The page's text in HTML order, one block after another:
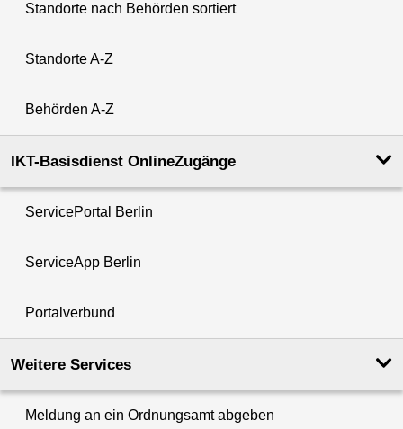
Standorte nach Behörden sortiert
Standorte A-Z
Behörden A-Z
IKT-Basisdienst OnlineZugänge
ServicePortal Berlin
ServiceApp Berlin
Portalverbund
Weitere Services
Meldung an ein Ordnungsamt abgeben